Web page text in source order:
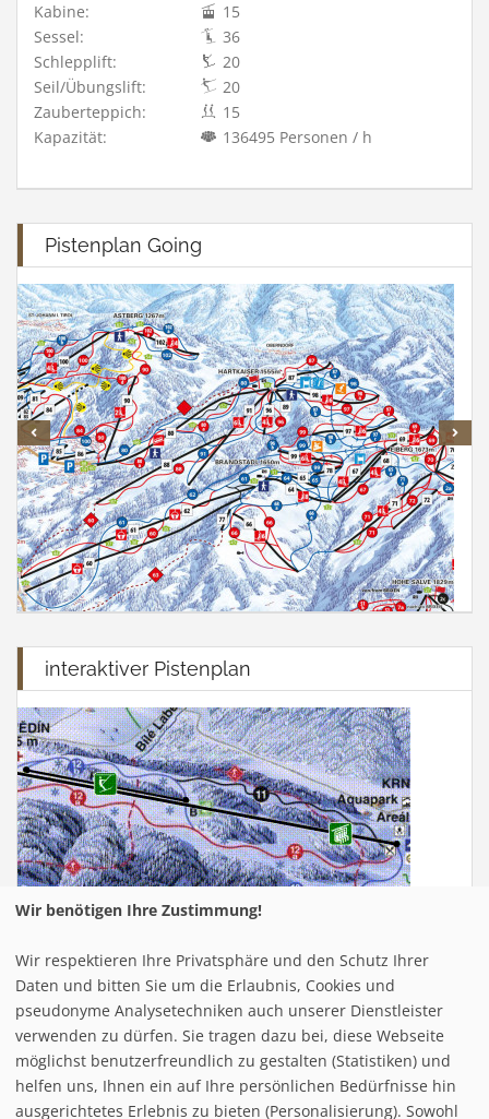
Kabine:
15
Sessel:
36
Schlepplift:
20
Seil/Übungslift:
20
Zauberteppich:
15
Kapazität:
136495 Personen / h
Pistenplan Going
interaktiver Pistenplan
Infrastuktur Going
Loipe/Langlauf:
Snow tubing:
Eislaufen:
Rodelbahn:
3 - total: 11 km
Wir benötigen Ihre Zustimmung!
Wir respektieren Ihre Privatsphäre und den Schutz Ihrer
Daten und bitten Sie um die Erlaubnis, Cookies und
pseudonyme Analysetechniken auch unserer Dienstleister
verwenden zu dürfen. Sie tragen dazu bei, diese Webseite
möglichst benutzerfreundlich zu gestalten (Statistiken) und
helfen uns, Ihnen ein auf Ihre persönlichen Bedürfnisse hin
ausgerichtetes Erlebnis zu bieten (Personalisierung). Sowohl